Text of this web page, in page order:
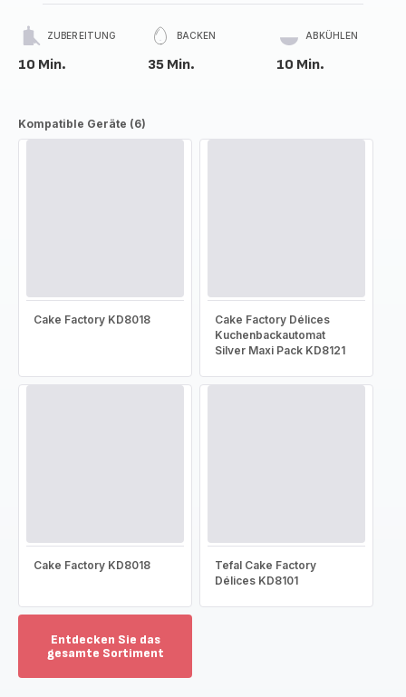
ZUBEREITUNG
10 Min.
BACKEN
35 Min.
ABKÜHLEN
10 Min.
Kompatible Geräte (6)
Cake Factory KD8018
Cake Factory Délices
Kuchenbackautomat
Silver Maxi Pack KD8121
Cake Factory KD8018
Tefal Cake Factory
Délices KD8101
Entdecken Sie das
gesamte Sortiment